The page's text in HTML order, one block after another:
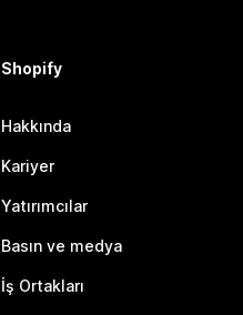
Shopify
Hakkında
Kariyer
Yatırımcılar
Basın ve medya
İş Ortakları